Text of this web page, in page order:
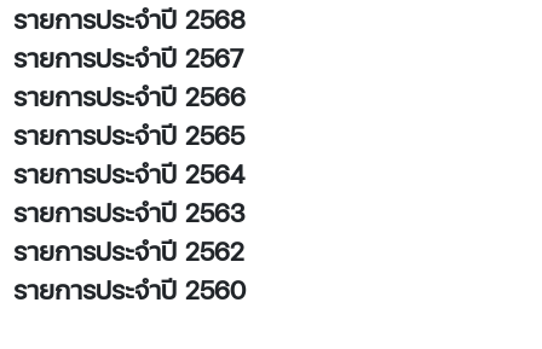
รายการประจำปี 2568
รายการประจำปี 2567
รายการประจำปี 2566
รายการประจำปี 2565
รายการประจำปี 2564
รายการประจำปี 2563
รายการประจำปี 2562
รายการประจำปี 2560